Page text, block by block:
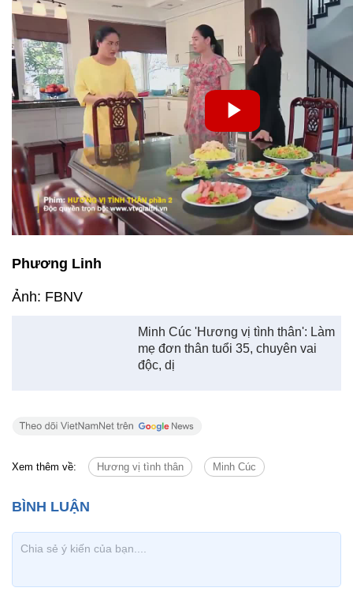
Phương Linh
Ảnh: FBNV
Minh Cúc 'Hương vị tình thân': Làm
mẹ đơn thân tuổi 35, chuyên vai
độc, dị
Xem thêm về: Hương vị tình thân Minh Cúc